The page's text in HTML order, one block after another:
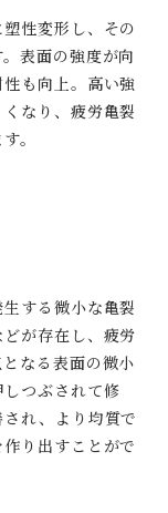
性変形し、その
表面の強度が向
も向上。高い強
なり、疲労亀裂
。
する微小な亀裂
が存在し、疲労
なる表面の微小
つぶされて修
れ、より均質で
り出すことがで